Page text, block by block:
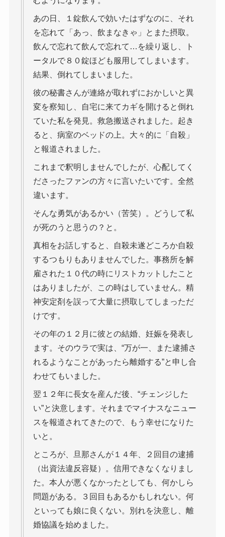
あの日、１錠飲んで効いたはずなのに、それ
を忘れて「あっ、飲まなきゃ」とまた摂取。
飲んで忘れて飲んで忘れて…を繰り返し、ト
ータルで８０錠ほども服用してしまいます。
結果、倒れてしまいました。
彼の秘書さんが連絡が取れずにおかしいと異
変を察知し、自宅に来てカギを開けると倒れ
ていた私を発見。救急搬送されました。起き
ると、病室のベッドの上。大々的に「自殺」
と報道されました。
これまで釈明しませんでしたが、心配してく
ださったファンの方々に言いたいです。全然
違います。
そんな勇気があるかい（苦笑）。どうして私
が死のうと思うの？と。
真相をお話しすると、自殺未遂どころか自殺
するつもりもありませんでした。事務所を解
雇された１０代の時にリストカットしたこと
はありましたが、この時はしていません。精
神安定剤を誤って大量に摂取してしまっただ
けです。
その年の１２月に彼との結婚、妊娠を発表し
ます。そのウラで実は、“万が一、また逮捕さ
れるようなことがあったら離婚する”と申し合
わせてもいました。
翌１２年に長女を産んだ後、“チェンジした
い”と決意します。それまでマイナスなニュー
スを報道されてきたので、もう幸せになりた
いと。
ところが、旦那さんが１４年、２回目の逮捕
（出資法違反容疑）。信用できなくなりまし
た。本人が悪くなかったとしても、何かしら
問題がある。３回目もあるかもしれない。何
といっても娘に良くない。別れを決意し、離
婚協議を始めました。